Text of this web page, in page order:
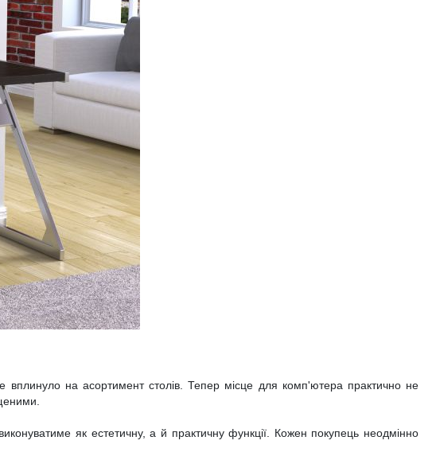
вплинуло на асортимент столів. Тепер місце для комп'ютера практично не
як естетичну, а й практичну функції. Кожен покупець неодмінно